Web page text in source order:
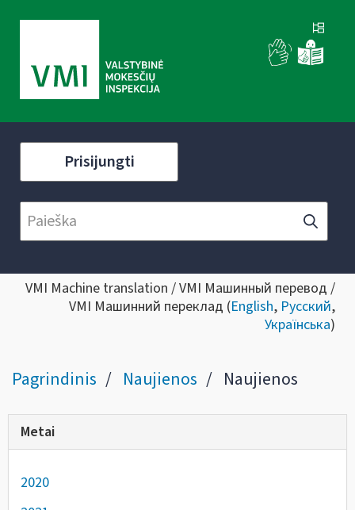
Prisijungti
VMI Machine translation / VMI Машинный перевод /
VMI Машинний переклад (English, Русский,
Українська)
Pagrindinis Naujienos Naujienos
Metai
2020